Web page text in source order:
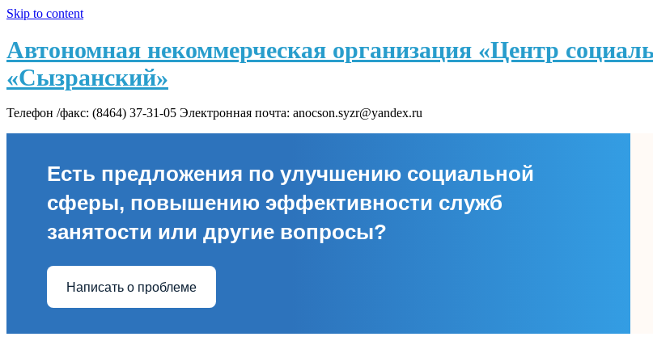
Skip to content
Автономная некоммерческая организация «Центр
«Сызранский»
Телефон /факс: (8464) 37-31-05 Электронная почта: anocson.syzr@yandex.ru
Есть предложения по улучшению социальной
сферы, повышению эффективности служб
занятости или другие вопросы?
Написать о проблеме